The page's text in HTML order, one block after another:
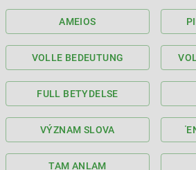
AMEIOS
VOLLE BEDEUTUNG
FULL BETYDELSE
VÝZNAM SLOVA
TAM ANLAM